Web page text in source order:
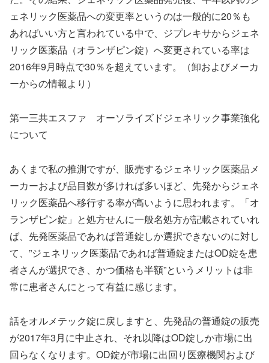
ェネリック医薬品への変更率というのは一般的に20％も
あればいい方と言われている中で、ジプレキサからジェネ
リック医薬品（オランザピン錠）へ変更されている率は
2016年9月時点で30％を超えています。（卸およびメーカ
ーからの情報より）
第一三共エスファ オーソライズドジェネリック事業強化
について
あくまで私の推測ですが、販売するジェネリック医薬品メ
ーカーおよび品目数が多ければ多いほど、先発からジェネ
リック医薬品へ移行する率が高いように思われます。「オ
ランザピン錠」と処方せんに一般名処方が記載されていれ
ば、先発医薬品であれば普通錠しか選択できないのに対し
て、”ジェネリック医薬品であれば普通錠またはOD錠を患
者さんが選択でき、かつ価格も半額”というメリットは非
常に患者さんにとって有益に感じます。
話をオルメテック錠に戻しますと、先発品の普通錠の販売
が2017年3月に中止され、それ以降はOD錠しか市場に出
回らなくなります。OD錠が市場に出回り医療機関および